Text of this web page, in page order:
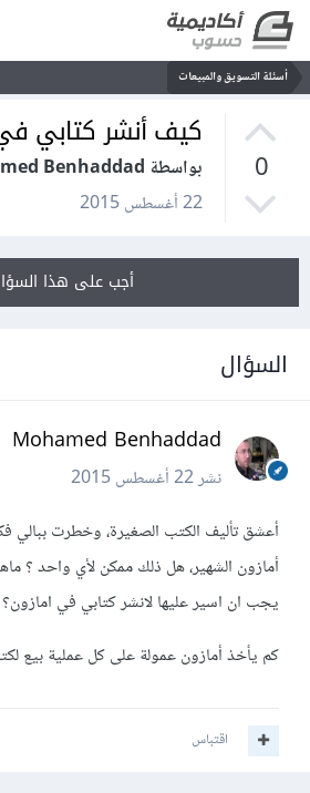
أسئلة التسويق والمبيعات
0
كيف أنشر كتابي
بواسطة Mohamed Benhaddad
22 أغسطس 2015
أجب على هذا
السؤال
Mohamed Benhaddad
نشر22 أغسطس 2015
أعشق تأليف الكتب الصغيرة، وخطرت ببالي
أمازون الشهير، هل ذلك ممكن لأي واحد ؟
يجب ان اسير عليها لانشر كتابي في امازون؟
كم يأخذ أمازون عمولة على كل عملية بيع
اقتباس